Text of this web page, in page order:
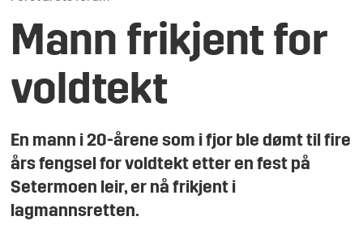
Mann frikjent for
voldtekt
En mann i 20-årene som i fjor ble dømt til fire
års fengsel for voldtekt etter en fest på
Setermoen leir, er nå frikjent i
lagmannsretten.